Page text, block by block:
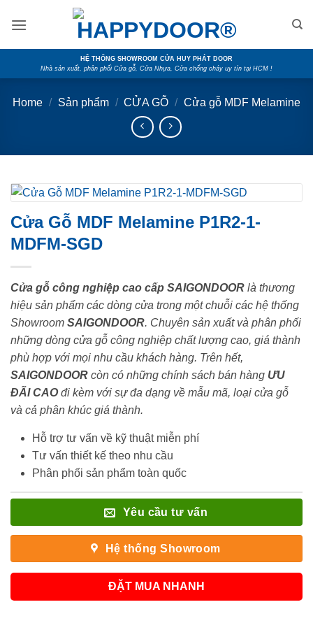
HỆ THỐNG SHOWROOM CỬA HUY PHÁT DOOR
Nhà sản xuất, phân phối Cửa gỗ, Cửa Nhựa, Cửa chống cháy uy tín tại HCM !
Home / Sản phẩm / CỬA GỖ / Cửa gỗ MDF Melamine
Cửa Gỗ MDF Melamine P1R2-1-
MDFM-SGD
Cửa gỗ công nghiệp cao cấp SAIGONDOOR là thương
hiệu sản phẩm các dòng cửa trong một chuỗi các hệ thống
Showroom SAIGONDOOR. Chuyên sản xuất và phân phối
những dòng cửa gỗ công nghiệp chất lượng cao, giá thành
phù hợp với mọi nhu cầu khách hàng. Trên hết,
SAIGONDOOR còn có những chính sách bán hàng ƯU
ĐÃI CAOđi kèm với sự đa dạng về mẫu mã, loại cửa gỗ
và cả phân khúc giá thành.
Hỗ trợ tư vấn về kỹ thuật miễn phí
Tư vấn thiết kế theo nhu cầu
Phân phối sản phẩm toàn quốc
Yêu cầu tư vấn
Hệ thống Showroom
ĐẶT MUA NHANH